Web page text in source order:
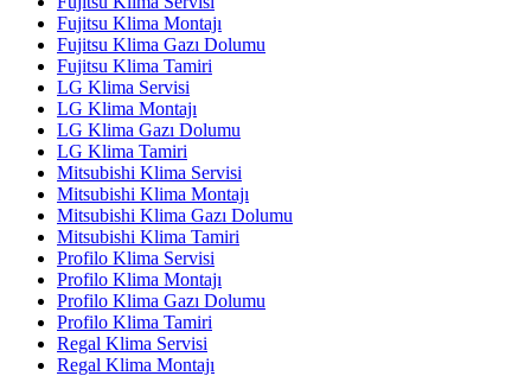
Fujitsu Klima Montajı
Fujitsu Klima Gazı Dolumu
Fujitsu Klima Tamiri
LG Klima Servisi
LG Klima Montajı
LG Klima Gazı Dolumu
LG Klima Tamiri
Mitsubishi Klima Servisi
Mitsubishi Klima Montajı
Mitsubishi Klima Gazı Dolumu
Mitsubishi Klima Tamiri
Profilo Klima Servisi
Profilo Klima Montajı
Profilo Klima Gazı Dolumu
Profilo Klima Tamiri
Regal Klima Servisi
Regal Klima Montajı